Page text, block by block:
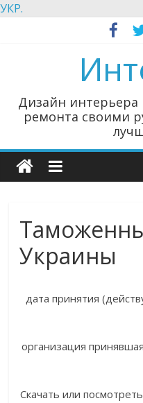
УКР.
Дизайн интерьера
ремонта своими
Украины
дата принятия
организация
Скачать или